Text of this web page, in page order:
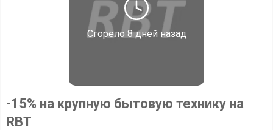
Сгорело 8 дней назад
-15% на крупную бытовую технику на
RBT